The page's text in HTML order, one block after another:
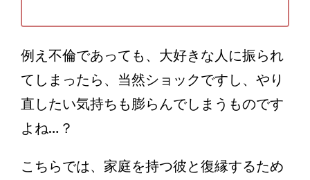
例え不倫であっても、大好きな人に振られ
てしまったら、当然ショックですし、やり
直したい気持ちも膨らんでしまうものです
よね…？
こちらでは、家庭を持つ彼と復縁するため